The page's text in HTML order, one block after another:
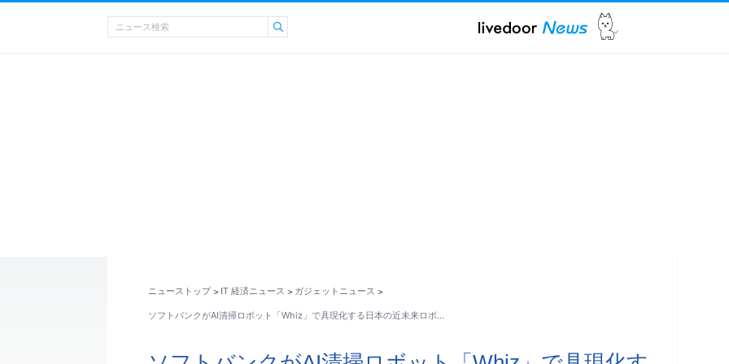
ニューストップ > IT 経済ニュース > ガジェットニュース >
ソフトバンクがAI清掃ロボット「Whiz」で具現化する日本の近未来ロボ…